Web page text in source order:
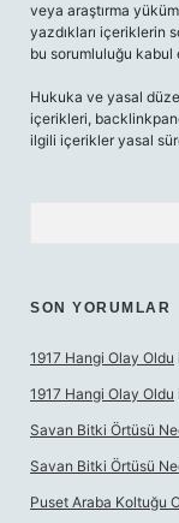
veya araştırma
yazdıkları içeriklerin
bu sorumluluğu kabul
Hukuka ve yasal
içerikleri,
ilgili içerikler yasal
SON YORUMLAR
1917 Hangi Olay Oldu
1917 Hangi Olay Oldu
Savan Bitki Örtüsü
Savan Bitki Örtüsü
Puset Araba Koltuğu